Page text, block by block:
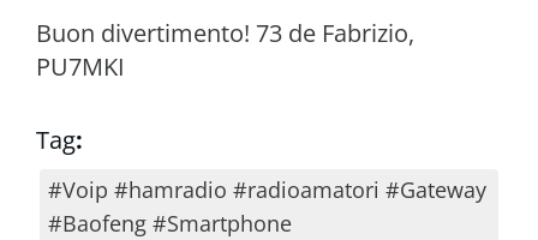
Buon divertimento! 73 de Fabrizio,
PU7MKI
Tag:
#Voip #hamradio #radioamatori #Gateway
#Baofeng #Smartphone